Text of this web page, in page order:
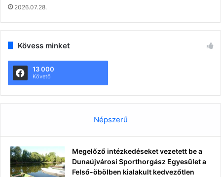
2026.07.28.
Kövess minket
13 000
Követő
Népszerű
Megelőző intézkedéseket vezetett be a
Dunaújvárosi Sporthorgász Egyesület a
Felső-öbölben kialakult kedvezőtlen